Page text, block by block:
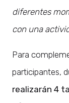
diferentes
con una
Para
participantes,
realizarán 4